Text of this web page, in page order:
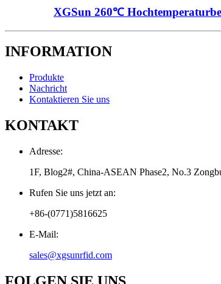
XGSun 260℃
INFORMATION
Produkte
Nachricht
Kontaktieren Sie uns
KONTAKT
Adresse:
1F, Blog2#, China-ASEAN Phase2, No.3
Rufen Sie uns jetzt an:
+86-(0771)5816625
E-Mail:
sales@xgsunrfid.com